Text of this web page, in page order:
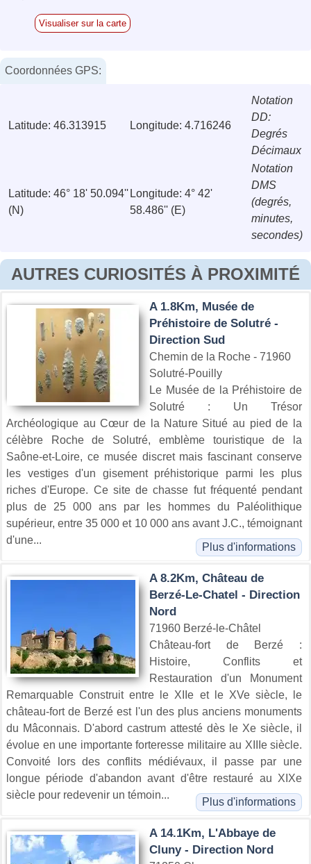
Visualiser sur la carte
Coordonnées GPS:
Latitude: 46.313915 Longitude: 4.716246
Notation
DD:
Degrés
Décimaux
Latitude: 46° 18' 50.094''
(N)
Longitude: 4° 42'
58.486'' (E)
Notation
DMS
(degrés,
minutes,
secondes)
AUTRES CURIOSITÉS À PROXIMITÉ
A 1.8Km, Musée de
Préhistoire de Solutré -
Direction Sud
Chemin de la Roche - 71960
Solutré-Pouilly
Le Musée de la Préhistoire de
Solutré : Un Trésor
Archéologique au Cœur de la Nature Situé au pied de la
célèbre Roche de Solutré, emblème touristique de la
Saône-et-Loire, ce musée discret mais fascinant conserve
les vestiges d'un gisement préhistorique parmi les plus
riches d'Europe. Ce site de chasse fut fréquenté pendant
plus de 25 000 ans par les hommes du Paléolithique
supérieur, entre 35 000 et 10 000 ans avant J.C., témoignant
d'une...
Plus d'informations
A 8.2Km, Château de
Berzé-Le-Chatel - Direction
Nord
71960 Berzé-le-Châtel
Château-fort de Berzé :
Histoire, Conflits et
Restauration d'un Monument
Remarquable Construit entre le XIIe et le XVe siècle, le
château-fort de Berzé est l'un des plus anciens monuments
du Mâconnais. D'abord castrum attesté dès le Xe siècle, il
évolue en une importante forteresse militaire au XIIIe siècle.
Convoité lors des conflits médiévaux, il passe par une
longue période d'abandon avant d'être restauré au XIXe
siècle pour redevenir un témoin...
Plus d'informations
A 14.1Km, L'Abbaye de
Cluny - Direction Nord